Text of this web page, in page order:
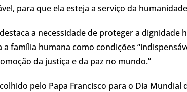
para que ela esteja a serviço da
a necessidade de proteger a
a família humana como condições
da justiça e da paz no mundo.”
pelo Papa Francisco para o Dia Mundial